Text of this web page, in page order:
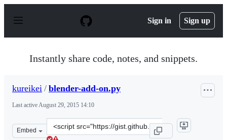
p
Sign in Sign up
Instantly share code, notes, and snippets.
kureikei / blender-add-on.py
Last activeAugust 29, 2015 14:10
Embed
Clone
this